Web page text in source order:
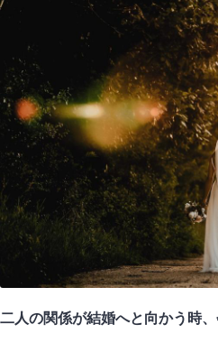
二人の関係が結婚へと向かう時